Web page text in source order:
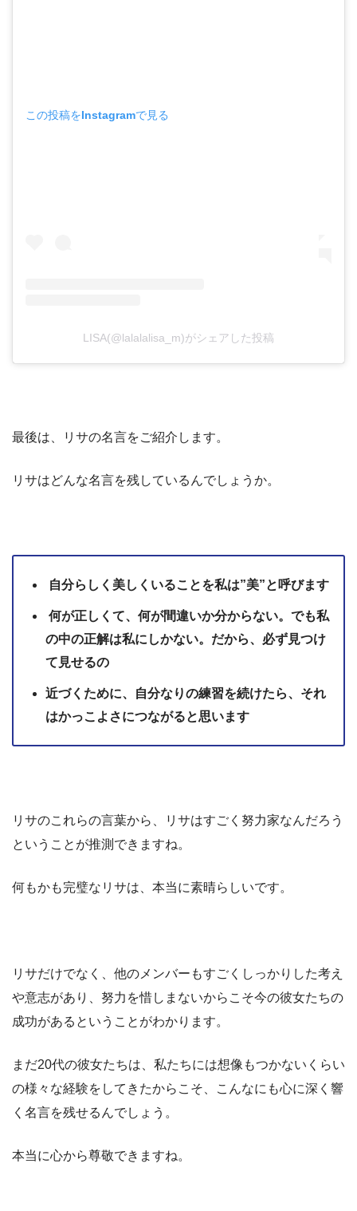
この投稿をInstagramで見る
LISA(@lalalalisa_m)がシェアした投稿
最後は、リサの名言をご紹介します。
リサはどんな名言を残しているんでしょうか。
自分らしく美しくいることを私は”美”と呼びます
何が正しくて、何が間違いか分からない。でも私
の中の正解は私にしかない。だから、必ず見つけ
て見せるの
近づくために、自分なりの練習を続けたら、それ
はかっこよさにつながると思います
リサのこれらの言葉から、リサはすごく努力家なんだろう
ということが推測できますね。
何もかも完璧なリサは、本当に素晴らしいです。
リサだけでなく、他のメンバーもすごくしっかりした考え
や意志があり、努力を惜しまないからこそ今の彼女たちの
成功があるということがわかります。
まだ20代の彼女たちは、私たちには想像もつかないくらい
の様々な経験をしてきたからこそ、こんなにも心に深く響
く名言を残せるんでしょう。
本当に心から尊敬できますね。